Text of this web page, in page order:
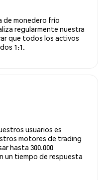
de monedero frío
regularmente nuestra
que todos los activos
1:1.
usuarios es
motores de trading
hasta 300.000
un tiempo de respuesta